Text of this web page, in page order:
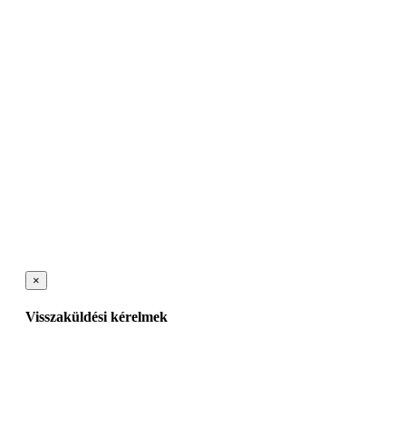
×
Visszaküldési kérelmek